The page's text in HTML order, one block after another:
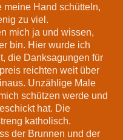
meine Hand schütteln,
zu viel.
mich ja und wissen,
bin. Hier wurde ich
die Danksagungen für
reichten weit über
Unzählige Male
schützen werde und
hat. Die
katholisch.
der Brunnen und der